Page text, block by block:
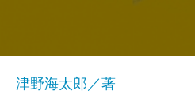
津野海太郎／著